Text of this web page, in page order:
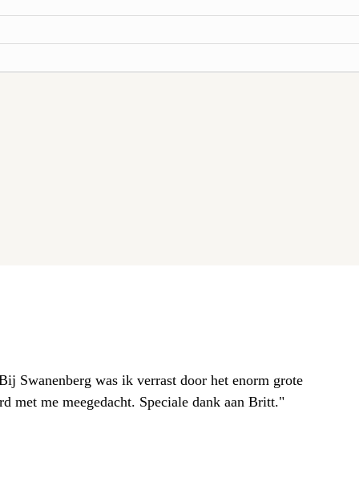
Swanenberg was ik verrast door het enorm grote
met me meegedacht. Speciale dank aan Britt."